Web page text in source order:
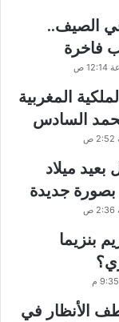
الصيف..
فاخرة
المغربية
السادس
بعيد ميلاد
بصورة جديدة
بنزيما
الأنظار في